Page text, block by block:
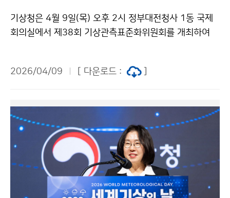
기상청은 4월 9일(목) 오후 2시 정부대전청사 1동 국제
회의실에서 제38회 기상관측표준화위원회를 개최하여
2026/04/09
[ 다운로드 :